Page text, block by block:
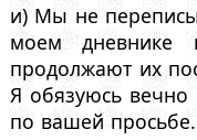
и) Мы не
моем
продолжают их
Я обязуюсь вечно
по вашей